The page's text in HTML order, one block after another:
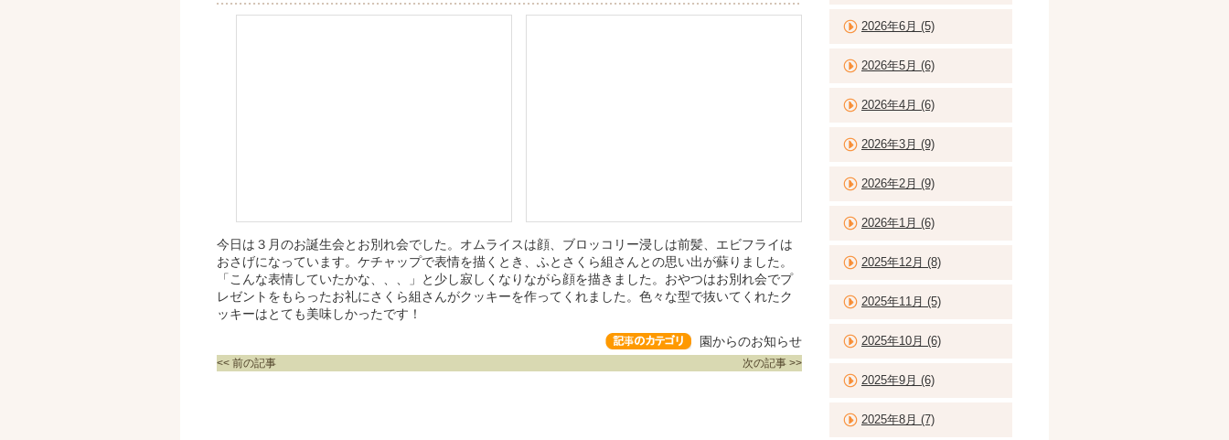
今日は３月のお誕生会とお別れ会でした。オムライスは顔、ブロッコリー浸しは前髪、エビフライは
おさげになっています。ケチャップで表情を描くとき、ふとさくら組さんとの思い出が蘇りました。
「こんな表情していたかな、、、」と少し寂しくなりながら顔を描きました。おやつはお別れ会でプ
レゼントをもらったお礼にさくら組さんがクッキーを作ってくれました。色々な型で抜いてくれたク
ッキーはとても美味しかったです！
園からのお知らせ
<< 前の記事 次の記事 >>
2026年6月 (5)
2026年5月 (6)
2026年4月 (6)
2026年3月 (9)
2026年2月 (9)
2026年1月 (6)
2025年12月 (8)
2025年11月 (5)
2025年10月 (6)
2025年9月 (6)
2025年8月 (7)